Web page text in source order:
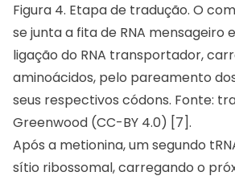
Figura 4. Etapa de tradução. O
se junta a fita de RNA mensageiro
ligação do RNA transportador,
aminoácidos, pelo pareamento
seus respectivos códons. Fonte:
Greenwood (CC-BY 4.0) [7].
Após a metionina, um segundo
sítio ribossomal, carregando o